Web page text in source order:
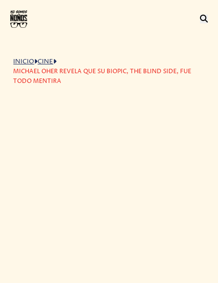
INICIO CINE
MICHAEL OHER REVELA QUE SU BIOPIC, THE BLIND SIDE, FUE
TODO MENTIRA